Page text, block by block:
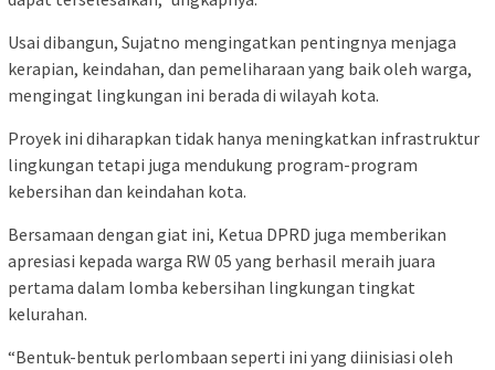
Usai dibangun, Sujatno mengingatkan pentingnya menjaga
kerapian, keindahan, dan pemeliharaan yang baik oleh warga,
mengingat lingkungan ini berada di wilayah kota.
Proyek ini diharapkan tidak hanya meningkatkan infrastruktur
lingkungan tetapi juga mendukung program-program
kebersihan dan keindahan kota.
Bersamaan dengan giat ini, Ketua DPRD juga memberikan
apresiasi kepada warga RW 05 yang berhasil meraih juara
pertama dalam lomba kebersihan lingkungan tingkat
kelurahan.
“Bentuk-bentuk perlombaan seperti ini yang diinisiasi oleh